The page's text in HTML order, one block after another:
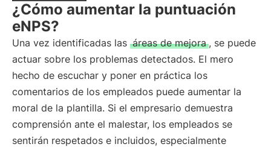
¿Cómo aumentar la puntuación
eNPS?
Una vez identificadas las áreas de mejora , se puede
actuar sobre los problemas detectados. El mero
hecho de escuchar y poner en práctica los
comentarios de los empleados puede aumentar la
moral de la plantilla. Si el empresario demuestra
comprensión ante el malestar, los empleados se
sentirán respetados e incluidos, especialmente